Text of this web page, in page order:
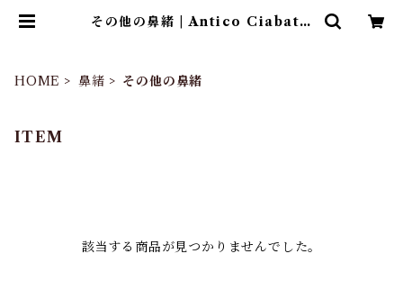
その他の鼻緒 | Antico Ciabatti
HOME
鼻緒 その他の鼻緒
ITEM
該当する商品が見つかりませんでした。